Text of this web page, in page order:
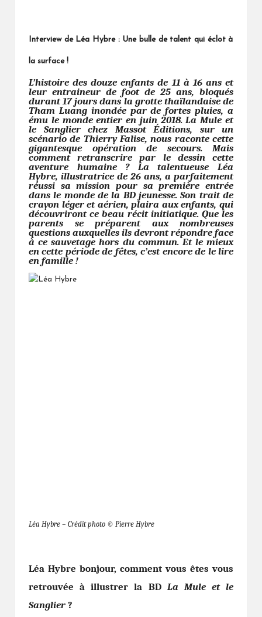
Interview de Léa Hybre : Une bulle de talent qui éclot à
la surface !
L’histoire des douze enfants de 11 à 16 ans et
leur entraineur de foot de 25 ans, bloqués
durant 17 jours dans la grotte thaïlandaise de
Tham Luang inondée par de fortes pluies, a
ému le monde entier en juin 2018. La Mule et
le Sanglier chez Massot Éditions, sur un
scénario de Thierry Falise, nous raconte cette
gigantesque opération de secours. Mais
comment retranscrire par le dessin cette
aventure humaine ? La talentueuse Léa
Hybre, illustratrice de 26 ans, a parfaitement
réussi sa mission pour sa première entrée
dans le monde de la BD jeunesse. Son trait de
crayon léger et aérien, plaira aux enfants, qui
découvriront ce beau récit initiatique. Que les
parents se préparent aux nombreuses
questions auxquelles ils devront répondre face
à ce sauvetage hors du commun. Et le mieux
en cette période de fêtes, c’est encore de le lire
en famille !
Léa Hybre – Crédit photo © Pierre Hybre
Léa Hybre bonjour, comment vous êtes vous
retrouvée à illustrer la BD La Mule et le
Sanglier ?